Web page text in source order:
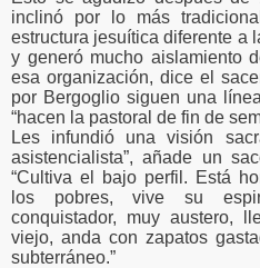
inclinó por lo más
estructura jesuítica diferente a
y generó mucho aislamiento
esa organización, dice el
por Bergoglio siguen una
“hacen la pastoral de fin de
Les infundió una visión
asistencialista”, añade un
“Cultiva el bajo perfil. Está
los pobres, vive su
conquistador, muy austero,
viejo, anda con zapatos
subterráneo.”